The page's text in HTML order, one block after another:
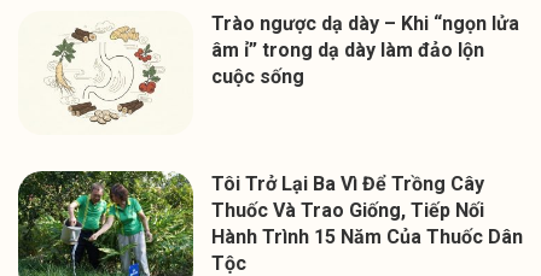
Trào ngược dạ dày – Khi “ngọn lửa
âm ỉ” trong dạ dày làm đảo lộn
cuộc sống
Tôi Trở Lại Ba Vì Để Trồng Cây
Thuốc Và Trao Giống, Tiếp Nối
Hành Trình 15 Năm Của Thuốc Dân
Tộc